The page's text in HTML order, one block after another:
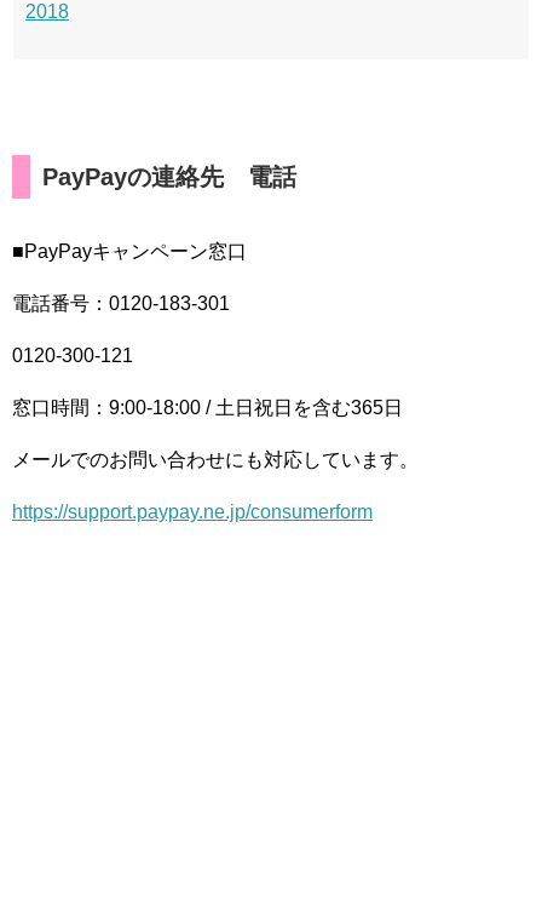
2018
PayPayの連絡先 電話
■PayPayキャンペーン窓口
電話番号：0120-183-301
0120-300-121
窓口時間：9:00-18:00 / 土日祝日を含む365日
メールでのお問い合わせにも対応しています。
https://support.paypay.ne.jp/consumerform